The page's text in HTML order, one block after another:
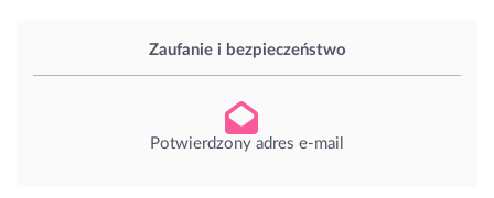
Zaufanie i bezpieczeństwo
Potwierdzony adres e-mail